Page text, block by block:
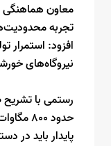
معاون هماهنگی
تجربه
افزود: استمرار
نیروگاه‌های
حدود
پایدار باید در